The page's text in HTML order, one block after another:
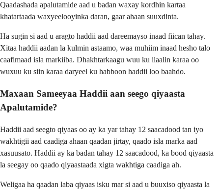
Qaadashada apalutamide aad u badan waxay kordhin kartaa
khatartaada waxyeelooyinka daran, gaar ahaan suuxdinta.
Ha sugin si aad u aragto haddii aad dareemayso inaad fiican tahay.
Xitaa haddii aadan la kulmin astaamo, waa muhiim inaad hesho talo
caafimaad isla markiiba. Dhakhtarkaagu wuu ku ilaalin karaa oo
wuxuu ku siin karaa daryeel ku habboon haddii loo baahdo.
Maxaan Sameeyaa Haddii aan seego qiyaasta
Apalutamide?
Haddii aad seegto qiyaas oo ay ka yar tahay 12 saacadood tan iyo
wakhtigii aad caadiga ahaan qaadan jirtay, qaado isla marka aad
xasuusato. Haddii ay ka badan tahay 12 saacadood, ka bood qiyaasta
la seegay oo qaado qiyaastaada xigta wakhtiga caadiga ah.
Weligaa ha qaadan laba qiyaas isku mar si aad u buuxiso qiyaasta la